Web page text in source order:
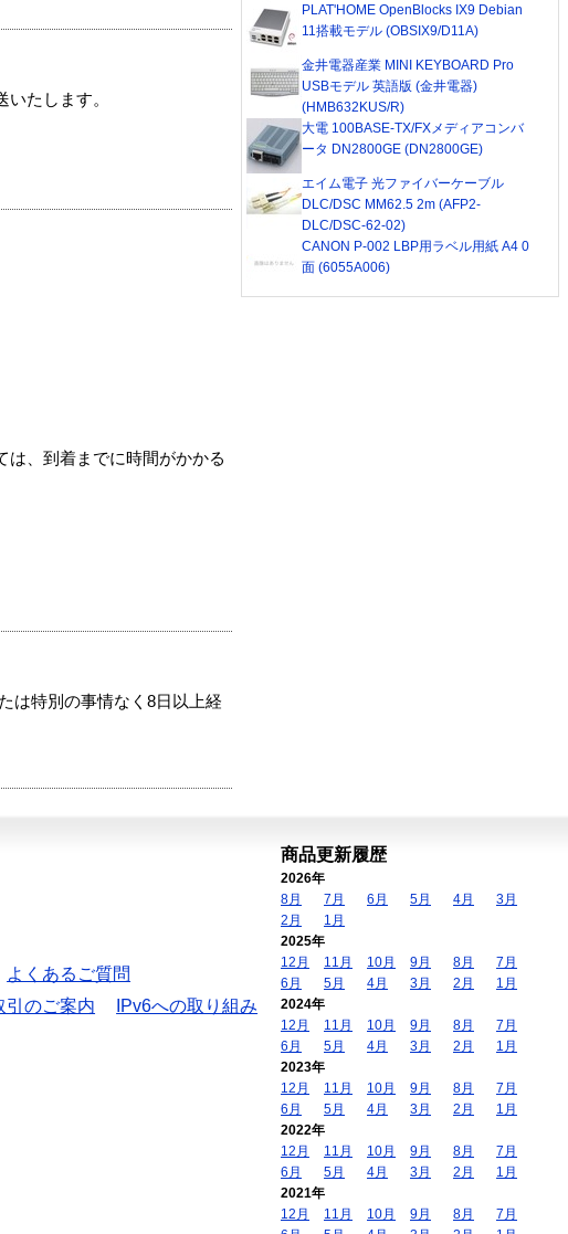
たします。
は、到着までに時間がかかる
は特別の事情なく8日以上経
PLAT'HOME OpenBlocks IX9 Debian
11搭載モデル (OBSIX9/D11A)
金井電器産業 MINI KEYBOARD Pro
USBモデル 英語版 (金井電器)
(HMB632KUS/R)
大電 100BASE-TX/FXメディアコンバ
ータ DN2800GE (DN2800GE)
エイム電子 光ファイバーケーブル
DLC/DSC MM62.5 2m (AFP2-
DLC/DSC-62-02)
CANON P-002 LBP用ラベル用紙 A4 0
面 (6055A006)
よくあるご質問
引のご案内
IPv6への取り組み
商品更新履歴
2026年
8月
7月 6月 5月 4月
3月
2月
1月
2025年
12月
11月 10月 9月 8月
7月
6月
5月 4月 3月 2月
1月
2024年
12月
11月 10月 9月 8月
7月
6月
5月 4月 3月 2月
1月
2023年
12月
11月 10月 9月 8月
7月
6月
5月 4月 3月 2月
1月
2022年
12月
11月 10月 9月 8月
7月
6月
5月 4月 3月 2月
1月
2021年
12月
11月 10月 9月 8月
7月